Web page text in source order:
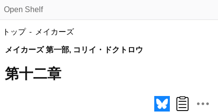
Open Shelf
トップ メイカーズ
メイカーズ 第一部, コリイ・ドクトロウ
第十二章